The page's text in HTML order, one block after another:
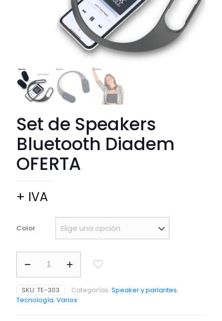
Set de Speakers
Bluetooth Diadem
OFERTA
+ IVA
Color
Speakers
Bluetooth
Diadem
OFERTA
SKU: TE-303 Categorías: Speaker y parlantes,
Tecnología, Varios